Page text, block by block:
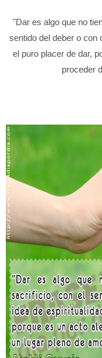
"Dar es algo que no
sentido del deber o con
el puro placer de dar,
proceder